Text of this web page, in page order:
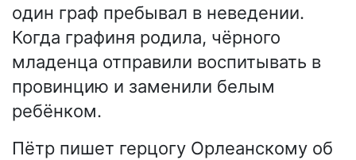
один граф пребывал в неведении.
Когда графиня родила, чёрного
младенца отправили воспитывать в
провинцию и заменили белым
ребёнком.
Пётр пишет герцогу Орлеанскому об